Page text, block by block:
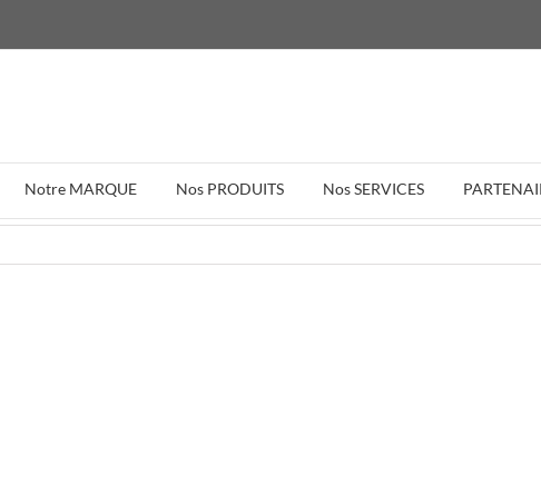
Notre MARQUE Nos PRODUITS Nos SERVICES